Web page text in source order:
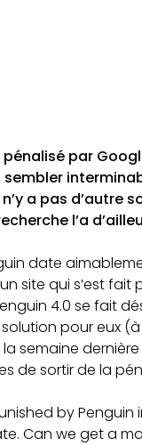
par
a pas d’autre
l’a
date
site qui s’est
4.0 se fait
pour eux
semaine
de sortir de la
by Penguin
Can we get a